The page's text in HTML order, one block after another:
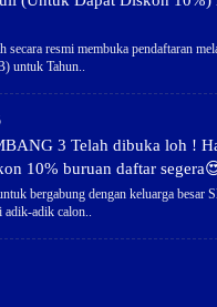
secara resmi membuka pendaftaran
untuk Tahun..
3 Telah dibuka loh !
10% buruan daftar
bergabung dengan keluarga besar
adik-adik calon..